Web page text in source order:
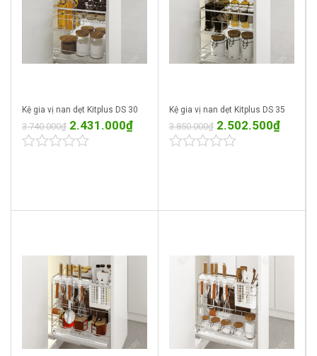
Kệ gia vị nan dẹt Kitplus DS 30
3.740.000₫ 2.431.000₫
Kệ gia vị nan dẹt Kitplus DS 35
3.850.000₫ 2.502.500₫